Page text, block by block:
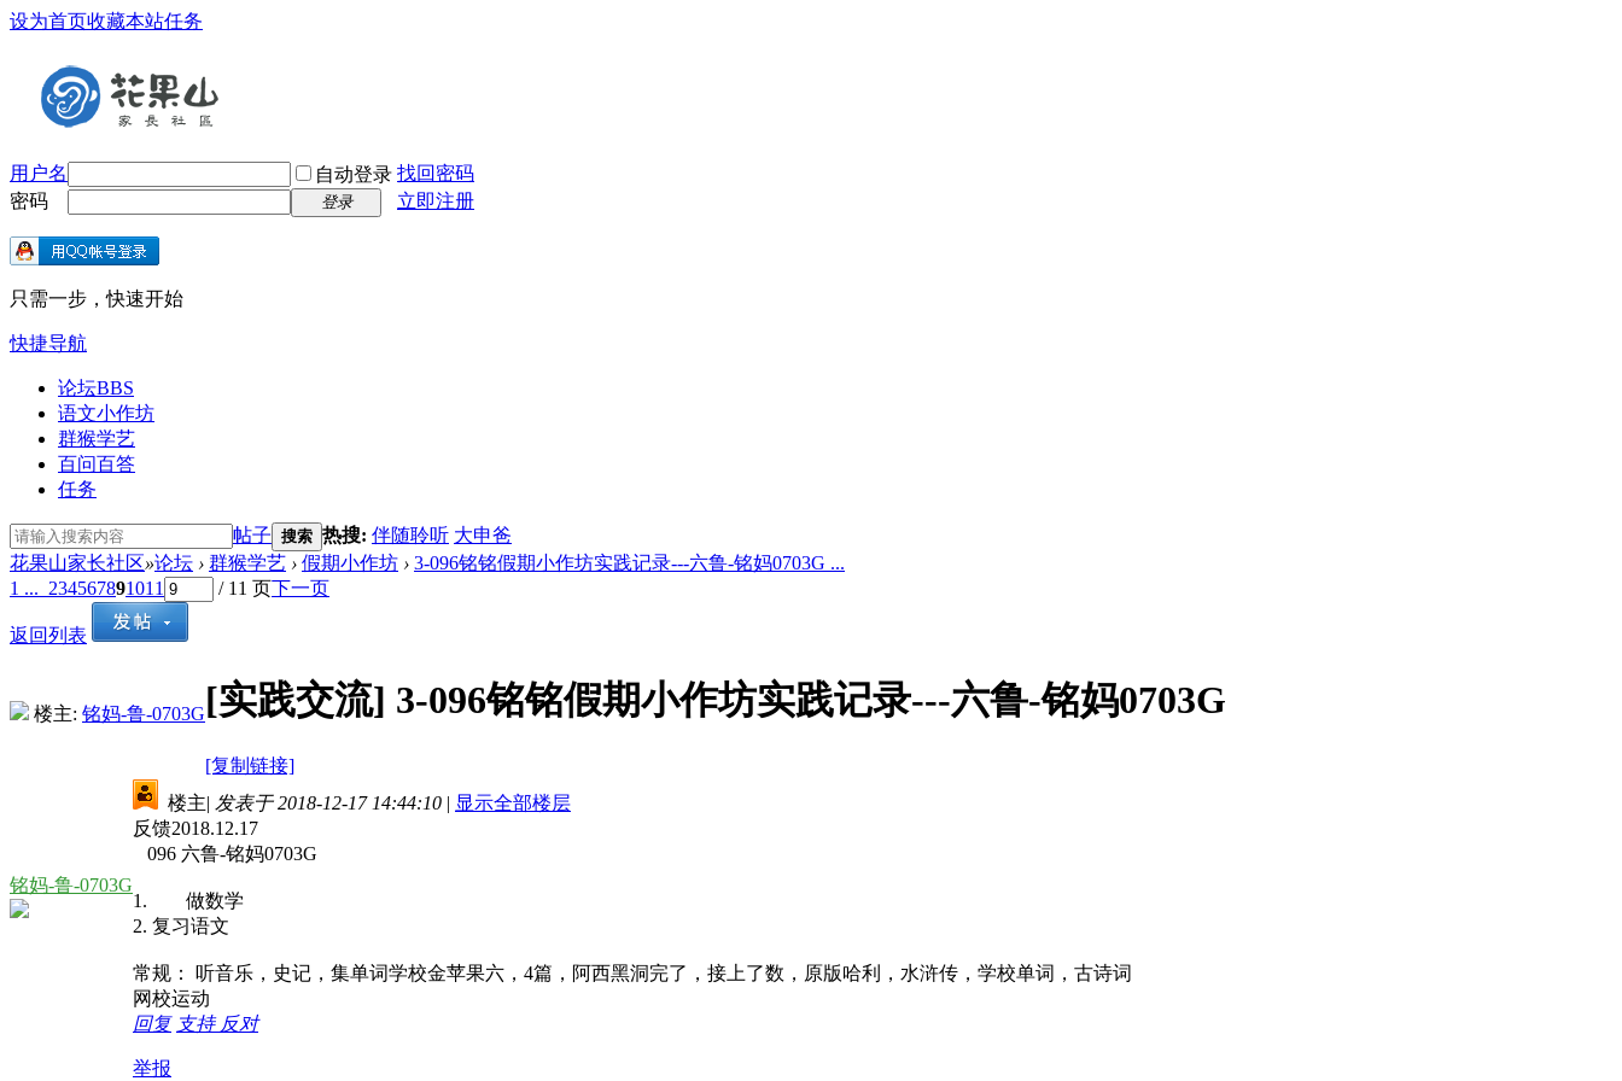
设为首页收藏本站任务
用户名 自动登录 找回密码
密码
登录 立即注册
只需一步，快速开始
快捷导航
论坛BBS
语文小作坊
群猴学艺
百问百答
任务
帖子 搜索 热搜: 伴随聆听 大申爸
花果山家长社区»论坛 › 群猴学艺 › 假期小作坊 › 3-096铭铭假期小作坊实践记录---六鲁-铭妈0703G ...
1 ... 234567891011 / 11 页下一页
返回列表
楼主: 铭妈-鲁-0703G[实践交流] 3-096铭铭假期小作坊实践记录---六鲁-铭妈0703G
[复制链接]
铭妈-鲁-0703G
楼主| 发表于 2018-12-17 14:44:10 | 显示全部楼层
反馈2018.12.17
096 六鲁-铭妈0703G
1. 做数学
2. 复习语文
常规： 听音乐，史记，集单词学校金苹果六，4篇，阿西黑洞完了，接上了数，原版哈利，水浒传，学校单词，古诗词
网校运动
回复 支持 反对
举报